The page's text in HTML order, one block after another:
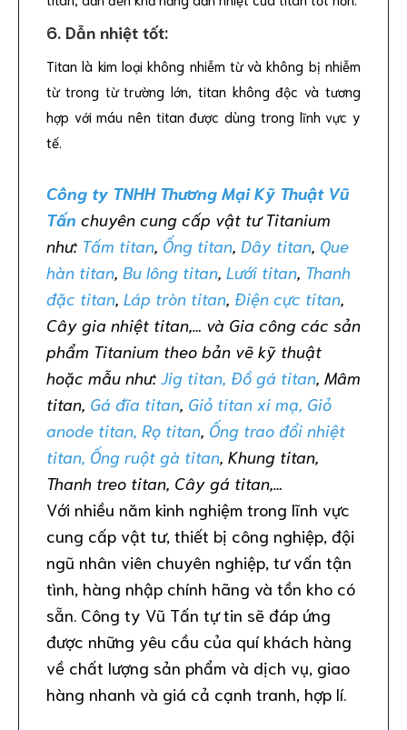
6. Dẫn nhiệt tốt:
Titan là kim loại không nhiễm từ và không bị nhiễm
từ trong từ trường lớn, titan không độc và tương
hợp với máu nên titan được dùng trong lĩnh vực y
tế.
Công ty TNHH Thương Mại Kỹ Thuật Vũ
Tấn chuyên cung cấp vật tư Titanium
như: Tấm titan Ống titan Dây titan Que
hàn titan Bu lông titan Lưới titan Thanh
đặc titan Láp tròn titan Điện cực titan
Cây gia nhiệt titan,… và Gia công các sản
phẩm Titanium theo bản vẽ kỹ thuật
hoặc mẫu như: Jig titan, Đồ gá titan , Mâm
titan, Gá đĩa titan Giỏ titan xi mạ, Giỏ
anode titan, Rọ titan Ống trao đổi nhiệt
titan, Ống ruột gà titan , Khung titan,
Thanh treo titan, Cây gá titan,…
Với nhiều năm kinh nghiệm trong lĩnh vực
cung cấp vật tư, thiết bị công nghiệp, đội
ngũ nhân viên chuyên nghiệp, tư vấn tận
tình, hàng nhập chính hãng và tồn kho có
sẵn. Công ty Vũ Tấn tự tin sẽ đáp ứng
được những yêu cầu của quí khách hàng
về chất lượng sản phẩm và dịch vụ, giao
hàng nhanh và giá cả cạnh tranh, hợp lí.